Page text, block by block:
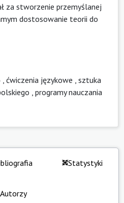
za stworzenie przemyślanej
dostosowanie teorii do
ćwiczenia językowe sztuka
programy nauczania
Statystyki
Autorzy